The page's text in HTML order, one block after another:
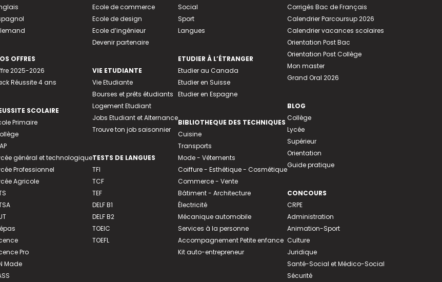
OFFRES
2025-2026
Réussite 4 ans
SCOLAIRE
Primaire
général et technologique
Professionnel
Agricole
Pro
Made
Ecole de commerce
Ecole de design
Ecole d’ingénieur
Devenir partenaire
VIE ETUDIANTE
Vie Etudiante
Bourses et prêts étudiants
Logement Etudiant
Jobs Etudiant et Alternance
Trouve ton job saisonnier
TESTS DE LANGUES
TFI
TCF
TEF
DELF B1
DELF B2
TOEIC
TOEFL
Social
Sport
Langues
ETUDIER À L’ÉTRANGER
Etudier au Canada
Etudier en Suisse
Etudier en Espagne
BIBLIOTHEQUE DES TECHNIQUES
Cuisine
Transports
Mode - Vêtements
Coiffure - Esthétique - Cosmétique
Commerce - Vente
Bâtiment - Architecture
Électricité
Mécanique automobile
Services à la personne
Accompagnement Petite enfance
Kit auto-entrepreneur
Corrigés Bac de Français
Calendrier Parcoursup 2026
Calendrier vacances scolaires
Orientation Post Bac
Orientation Post Collège
Mon master
Grand Oral 2026
BLOG
Collège
Lycée
Supérieur
Orientation
Guide pratique
CONCOURS
CRPE
Administration
Animation-Sport
Culture
Juridique
Santé-Social et Médico-Social
Sécurité